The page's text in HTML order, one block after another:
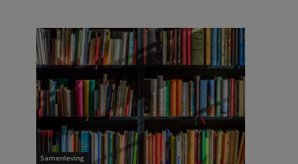
Samenleving